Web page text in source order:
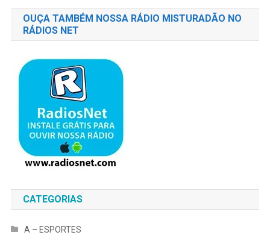
OUÇA TAMBÉM NOSSA RÁDIO MISTURADÃO NO
RÁDIOS NET
CATEGORIAS
A – ESPORTES